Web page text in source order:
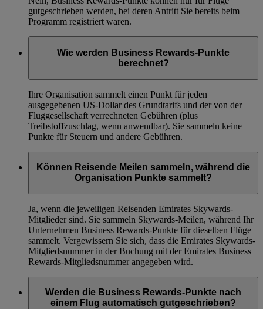
gutgeschrieben werden, bei deren Antritt Sie bereits beim
Programm registriert waren.
Wie werden Business Rewards-Punkte
berechnet?
Ihre Organisation sammelt einen Punkt für jeden
ausgegebenen US-Dollar des Grundtarifs und der von der
Fluggesellschaft verrechneten Gebühren (plus
Treibstoffzuschlag, wenn anwendbar). Sie sammeln keine
Punkte für Steuern und andere Gebühren.
Können Reisende Meilen sammeln, während die
Organisation Punkte sammelt?
Ja, wenn die jeweiligen Reisenden Emirates Skywards-
Mitglieder sind. Sie sammeln Skywards-Meilen, während Ihr
Unternehmen Business Rewards-Punkte für dieselben Flüge
sammelt. Vergewissern Sie sich, dass die Emirates Skywards-
Mitgliedsnummer in der Buchung mit der Emirates Business
Rewards-Mitgliedsnummer angegeben wird.
Werden die Business Rewards-Punkte nach
einem Flug automatisch gutgeschrieben?